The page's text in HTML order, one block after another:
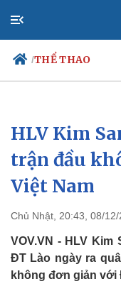
/THỂ THAO
Chính trị
Đảng
Tổ chức nhân sự
Quốc hội
Nhận diện sự thật
HLV Kim
trận đầu
Việt Nam
Chủ Nhật, 20:43, 08/
VOV.VN - HLV
ĐT Lào ngày ra
không đơn giản với